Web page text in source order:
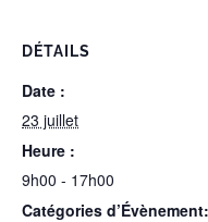
DÉTAILS
Date :
23 juillet
Heure :
9h00 - 17h00
Catégories d’Évènement: